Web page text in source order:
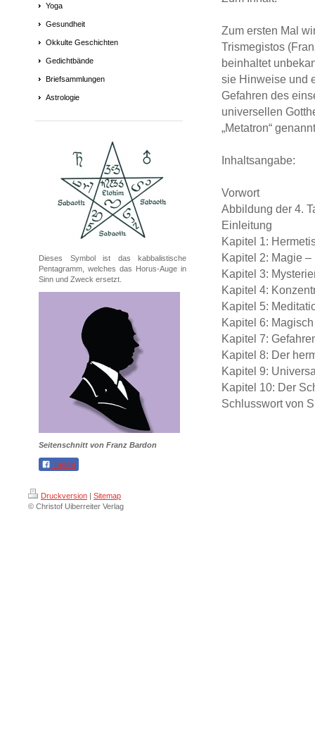
Yoga
Gesundheit
Okkulte Geschichten
Gedichtbände
Briefsammlungen
Astrologie
Dieses Symbol ist das kabbalistische
Pentagramm, welches das Horus-Auge in
Sinn und Zweck ersetzt.
Seitenschnitt von Franz Bardon
Teilen
Zum ersten Mal
Trismegistos
beinhaltet
sie Hinweise und
Gefahren des
universellen
„Metatron“
Inhaltsangabe:
Vorwort
Abbildung der 4.
Einleitung
Kapitel 1:
Kapitel 2: Magie –
Kapitel 3:
Kapitel 4:
Kapitel 5:
Kapitel 6:
Kapitel 7:
Kapitel 8: Der
Kapitel 9:
Kapitel 10: Der
Schlusswort von
Druckversion | Sitemap
© Christof Uiberreiter Verlag